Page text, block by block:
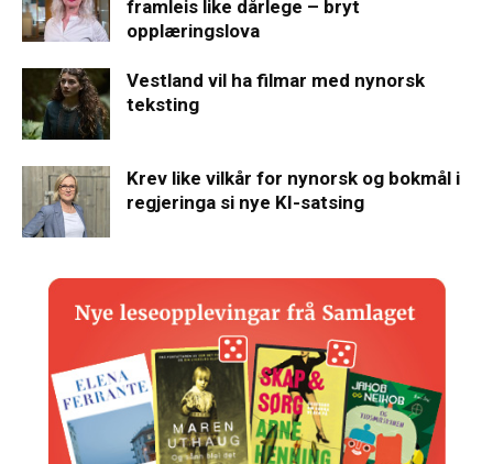
framleis like dårlege – bryt
opplæringslova
Vestland vil ha filmar med nynorsk
teksting
Krev like vilkår for nynorsk og bokmål i
regjeringa si nye KI-satsing